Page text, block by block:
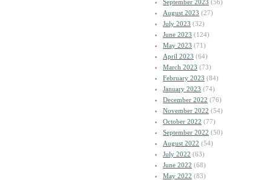
September 2023 (56)
August 2023 (27)
July 2023 (32)
June 2023 (124)
May 2023 (71)
April 2023 (64)
March 2023 (73)
February 2023 (84)
January 2023 (74)
December 2022 (76)
November 2022 (54)
October 2022 (77)
September 2022 (50)
August 2022 (54)
July 2022 (63)
June 2022 (68)
May 2022 (83)